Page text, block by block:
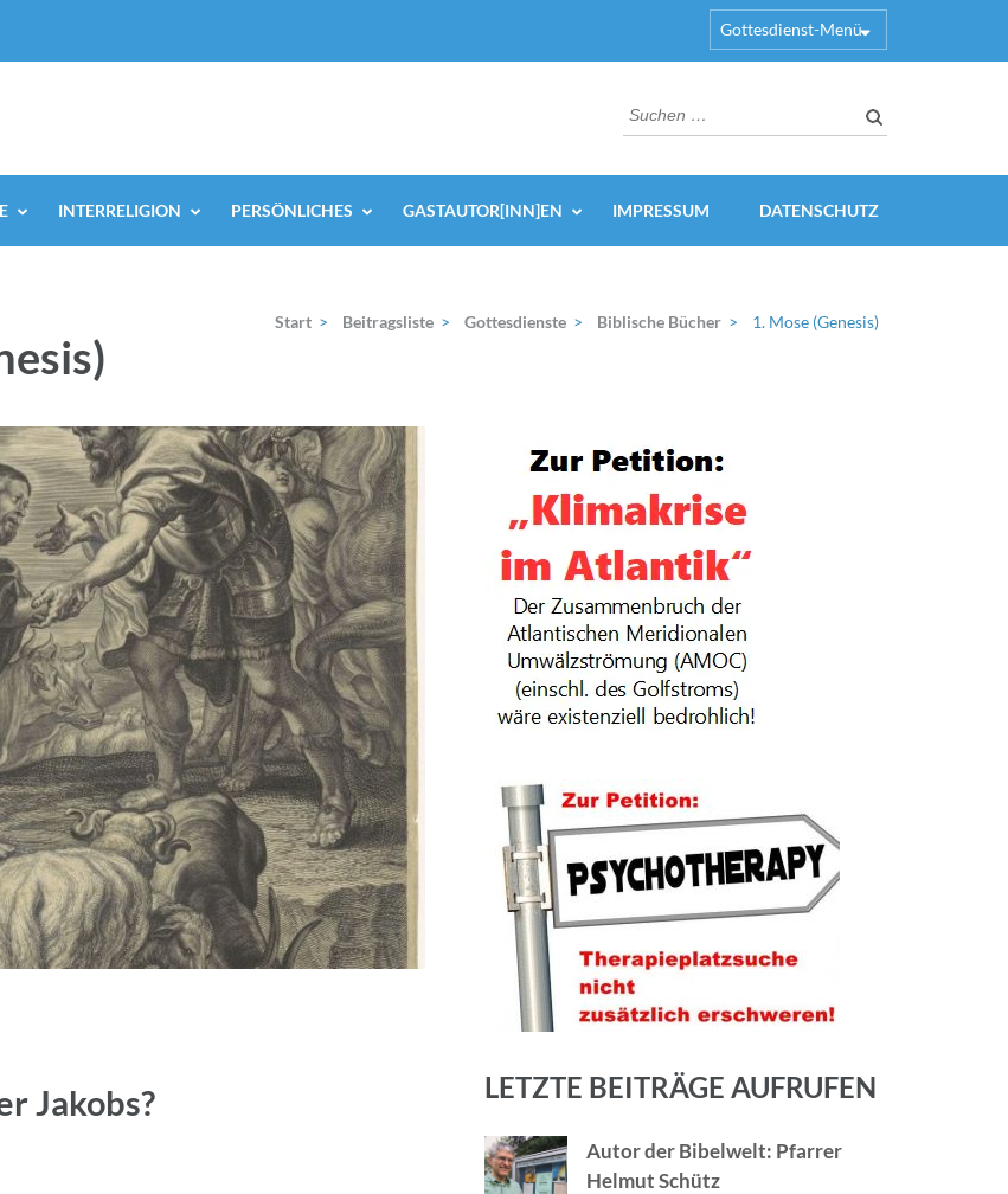
Gottesdienst-Menü
Suchen
nach:
INTERRELIGION PERSÖNLICHES GASTAUTOR[INN]EN IMPRESSUM DATENSCHUTZ
Start > Beitragsliste > Gottesdienste > Biblische Bücher > 1. Mose (Genesis)
Jakobs? LETZTE BEITRÄGE AUFRUFEN
Autor der Bibelwelt: Pfarrer
Helmut Schütz